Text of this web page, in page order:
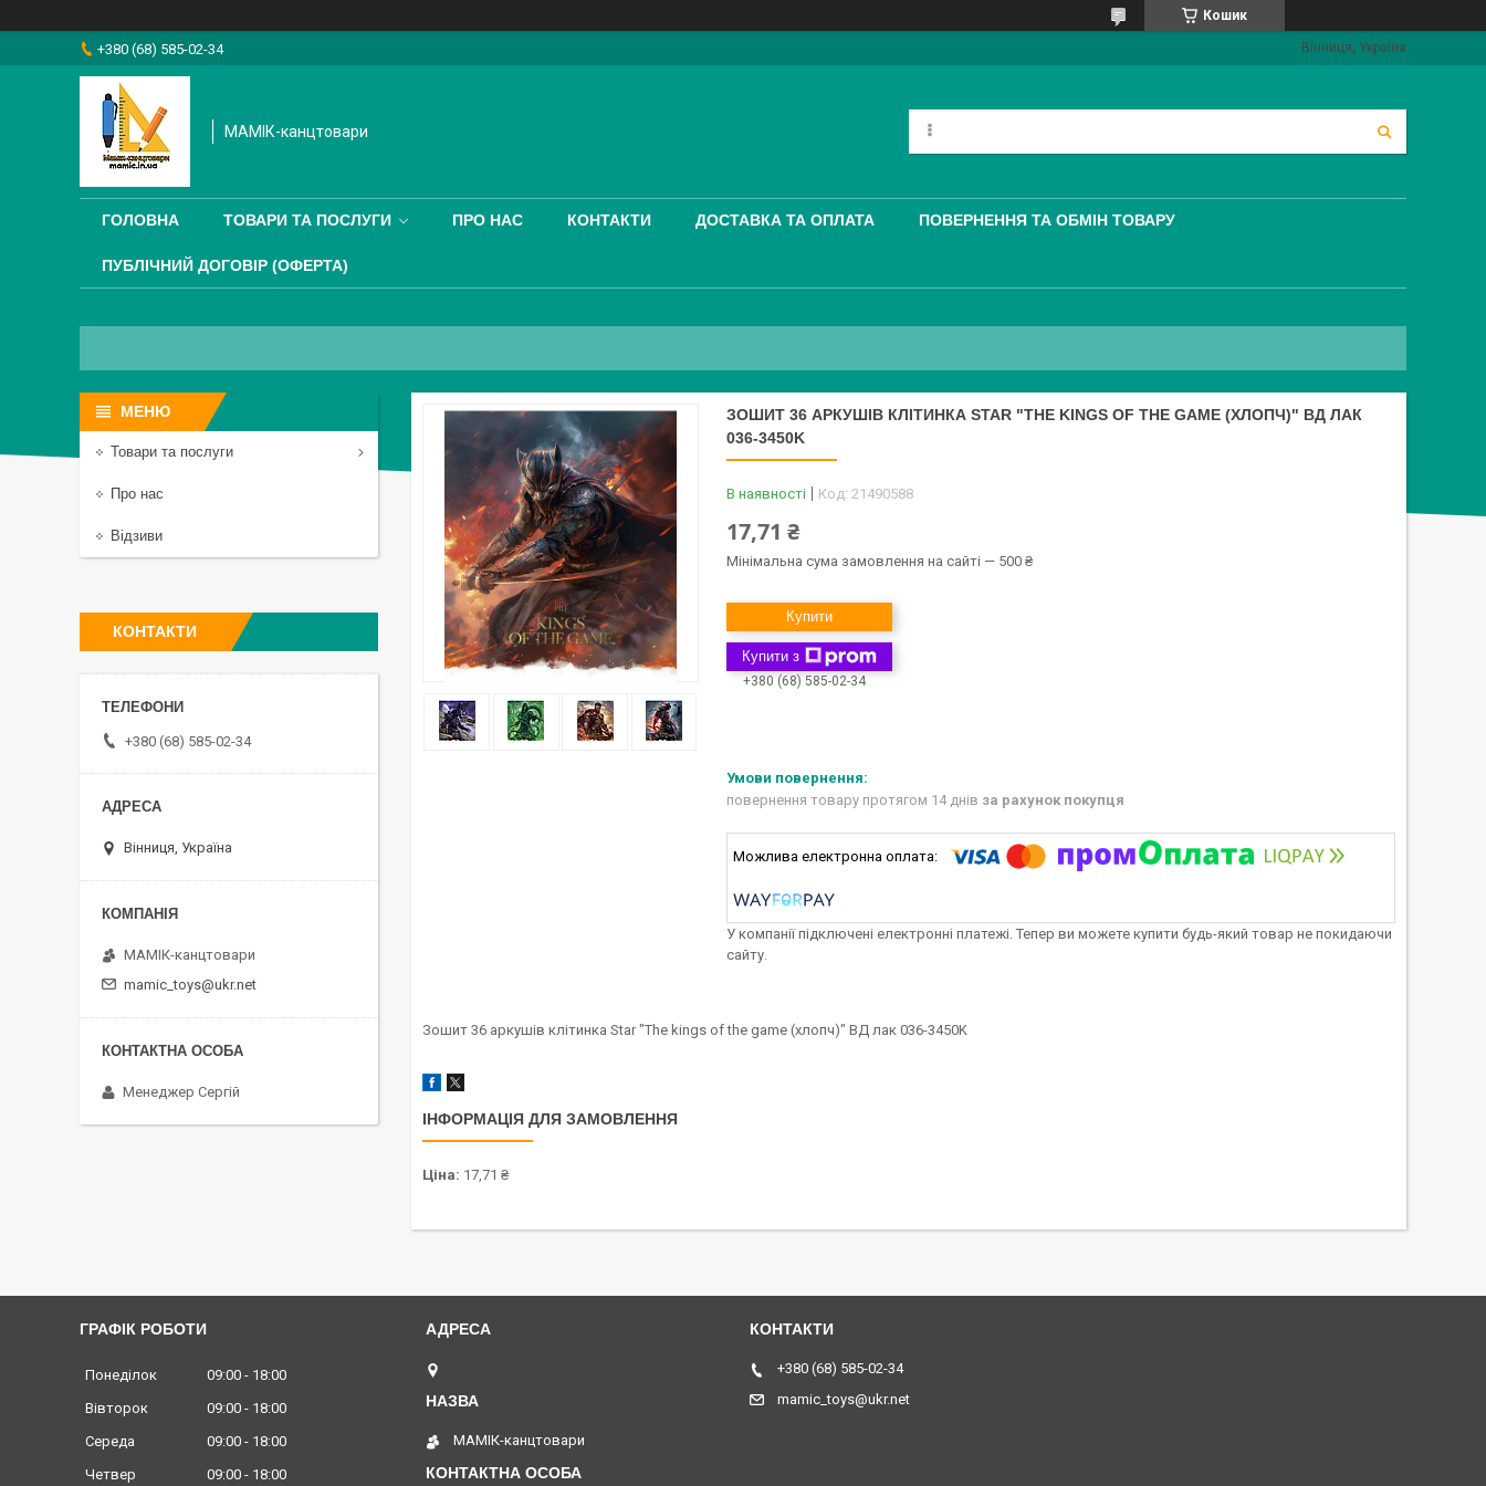
Кошик
+380 (68) 585-02-34 Вінниця, Україна
МАМІК-канцтовари
ГОЛОВНА ТОВАРИ ТА ПОСЛУГИ ПРО НАС КОНТАКТИ ДОСТАВКА ТА ОПЛАТА ПОВЕРНЕННЯ ТА ОБМІН ТОВАРУ
ПУБЛІЧНИЙ ДОГОВІР (ОФЕРТА)
ЗОШИТ 36 АРКУШІВ КЛІТИНКА STAR "THE KINGS OF THE GAME (ХЛОПЧ)" ВД ЛАК
036-3450K
В наявності Код: 21490588
17,71 ₴
Мінімальна сума замовлення на сайті — 500 ₴
Купити
Купити з
+380 (68) 585-02-34
повернення товару протягом 14 днів за рахунок покупця
У компанії підключені електронні платежі. Тепер ви можете купити будь-який товар не покидаючи
сайту.
Зошит 36 аркушів клітинка Star "The kings of the game (хлопч)" ВД лак 036-3450K
ІНФОРМАЦІЯ ДЛЯ ЗАМОВЛЕННЯ
Ціна: 17,71 ₴
Товари та послуги
Про нас
Відзиви
КОНТАКТИ
+380 (68) 585-02-34
Вінниця, Україна
МАМІК-канцтовари
mamic_toys@ukr.net
Менеджер Сергій
ГРАФІК РОБОТИ
Понеділок 09:00
18:00
Вівторок
09:00
18:00
Середа
09:00
18:00
Четвер
09:00 18:00
МАМІК-канцтовари
+380 (68) 585-02-34
mamic_toys@ukr.net